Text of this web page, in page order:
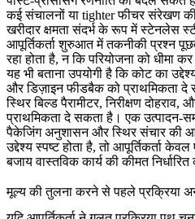
कई संचालनों या tighter फीचर संरेखण
खरीदार क्षमता संदर्भ के रूप मेंस्टेनलेस
आपूर्तिकर्ता शुरुआत में तकनीकी प्रश्न
रहा होता है, न कि परियोजना को धीमा कर
यह भी बताना उपयोगी है कि कोट का
और डिज़ाइन फीडबैक को प्राथमिकता
स्थिर बिल्ड पैरामीटर, निरीक्षण दोहराव,
प्राथमिकता दे सकता है। एक उत्पादन-
पैकेजिंग अनुशासन और स्थिर संचार की
उद्देश्य स्पष्ट होता है, तो आपूर्तिकर्ता
बजाय वास्तविक कार्य की कीमत
मूल्य की तुलना करने से पहले प्रक्रिया